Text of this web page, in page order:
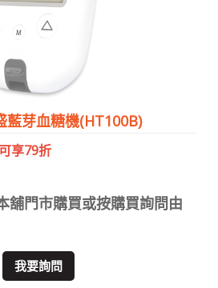
藍芽血糖機(HT100B)
享79折
舖門市購買或按購買詢問由
我要詢問